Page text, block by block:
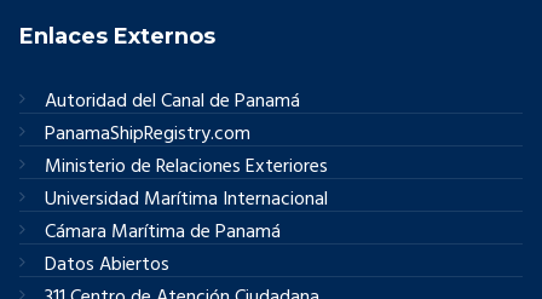
Enlaces Externos
Autoridad del Canal de Panamá
PanamaShipRegistry.com
Ministerio de Relaciones Exteriores
Universidad Marítima Internacional
Cámara Marítima de Panamá
Datos Abiertos